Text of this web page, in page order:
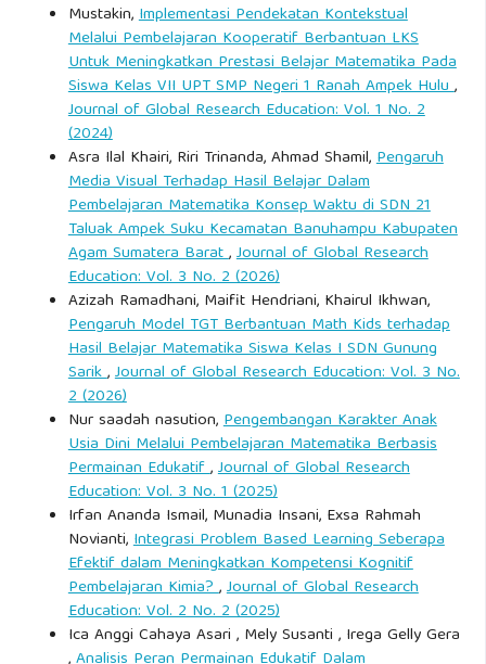
Mustakin,Implementasi Pendekatan Kontekstual
Melalui Pembelajaran Kooperatif Berbantuan LKS
Untuk Meningkatkan Prestasi Belajar Matematika Pada
Siswa Kelas VII UPT SMP Negeri 1 Ranah Ampek Hulu,
Journal of Global Research Education: Vol. 1 No. 2
(2024)
Asra Ilal Khairi, Riri Trinanda, Ahmad Shamil,Pengaruh
Media Visual Terhadap Hasil Belajar Dalam
Pembelajaran Matematika Konsep Waktu di SDN 21
Taluak Ampek Suku Kecamatan Banuhampu Kabupaten
Agam Sumatera Barat,Journal of Global Research
Education: Vol. 3 No. 2 (2026)
Azizah Ramadhani, Maifit Hendriani, Khairul Ikhwan,
Pengaruh Model TGT Berbantuan Math Kids terhadap
Hasil Belajar Matematika Siswa Kelas I SDN Gunung
Sarik,Journal of Global Research Education: Vol. 3 No.
2 (2026)
Nur saadah nasution,Pengembangan Karakter Anak
Usia Dini Melalui Pembelajaran Matematika Berbasis
Permainan Edukatif,Journal of Global Research
Education: Vol. 3 No. 1 (2025)
Irfan Ananda Ismail, Munadia Insani, Exsa Rahmah
Novianti,Integrasi Problem Based Learning Seberapa
Efektif dalam Meningkatkan Kompetensi Kognitif
Pembelajaran Kimia?,Journal of Global Research
Education: Vol. 2 No. 2 (2025)
Ica Anggi Cahaya Asari , Mely Susanti , Irega Gelly Gera